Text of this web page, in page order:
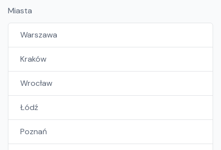
Miasta
Warszawa
Kraków
Wrocław
Łódź
Poznań